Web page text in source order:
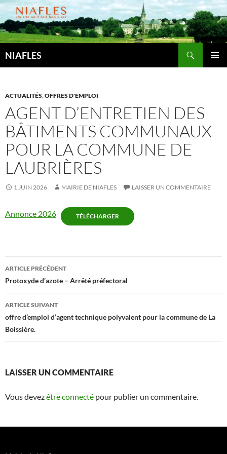
Aller
au
contenu
NIAFLES
ACTUALITÉS,OFFRES D'EMPLOI
AGENT D’ENTRETIEN DES
BÂTIMENTS COMMUNAUX
POUR LA COMMUNE DE
LAUBRIÈRES
1 JUIN 2026 MAIRIE DE NIAFLES LAISSER UN COMMENTAIRE
Annonce 2026 TÉLÉCHARGER
Navigation
des
articles
ARTICLE PRÉCÉDENT
Protoxyde d’azote – Arrêté préfectoral
ARTICLE SUIVANT
offre d’emploi d’agent technique polyvalent pour la commune de La
Boissière.
LAISSER UN COMMENTAIRE
Vous devezêtre connecté pour publier un commentaire.